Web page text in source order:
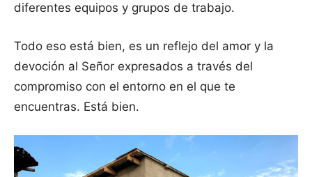
diferentes equipos y grupos de trabajo.
Todo eso está bien, es un reflejo del amor y la
devoción al Señor expresados ​​a través del
compromiso con el entorno en el que te
encuentras. Está bien.